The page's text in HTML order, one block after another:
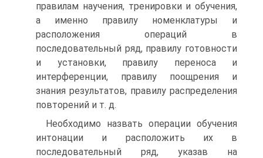
правилам научения, тренировки и обучения,
а именно правилу номенклатуры и
расположения операций в
последовательный ряд, правилу готовности
и установки, правилу переноса и
интерференции, правилу поощрения и
знания результатов, правилу распределения
повторений и т. д.
Необходимо назвать операции обучения
интонации и расположить их в
последовательный ряд, указав на